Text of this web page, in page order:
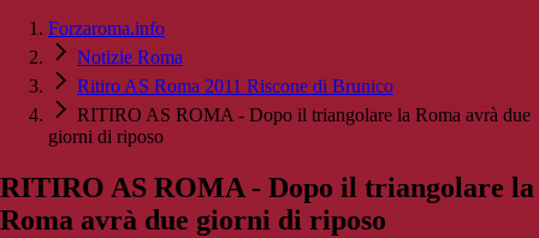
Forzaroma.info
Notizie Roma
Ritiro AS Roma 2011 Riscone di Brunico
RITIRO AS ROMA - Dopo il triangolare la Roma avrà due
giorni di riposo
RITIRO AS ROMA - Dopo il triangolare la
Roma avrà due giorni di riposo